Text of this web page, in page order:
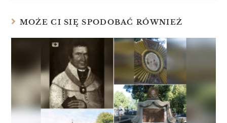
MOŻE CI SIĘ SPODOBAĆ RÓWNIEŻ